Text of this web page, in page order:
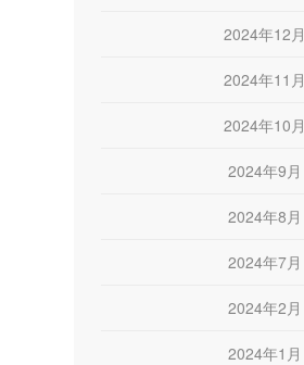
2024年12月
2024年11月
2024年10月
2024年9月
2024年8月
2024年7月
2024年2月
2024年1月